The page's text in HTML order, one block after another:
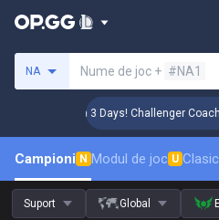
NA Nume de joc + #NA1
🏆 Rank Up in 3 Days! Challenger
Campioni N Modul de joc U Clasic
Suport Global